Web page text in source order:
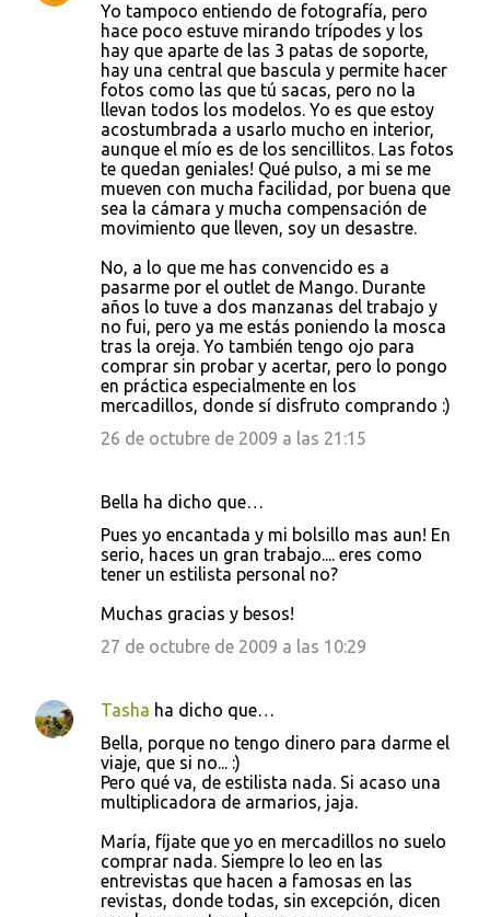
Yo tampoco entiendo de fotografía, pero
hace poco estuve mirando trípodes y los
hay que aparte de las 3 patas de soporte,
hay una central que bascula y permite hacer
fotos como las que tú sacas, pero no la
llevan todos los modelos. Yo es que estoy
acostumbrada a usarlo mucho en interior,
aunque el mío es de los sencillitos. Las fotos
te quedan geniales! Qué pulso, a mi se me
mueven con mucha facilidad, por buena que
sea la cámara y mucha compensación de
movimiento que lleven, soy un desastre.
No, a lo que me has convencido es a
pasarme por el outlet de Mango. Durante
años lo tuve a dos manzanas del trabajo y
no fui, pero ya me estás poniendo la mosca
tras la oreja. Yo también tengo ojo para
comprar sin probar y acertar, pero lo pongo
en práctica especialmente en los
mercadillos, donde sí disfruto comprando :)
26 de octubre de 2009 a las 21:15
Bella ha dicho que…
Pues yo encantada y mi bolsillo mas aun! En
serio, haces un gran trabajo.... eres como
tener un estilista personal no?
Muchas gracias y besos!
27 de octubre de 2009 a las 10:29
Tasha ha dicho que…
Bella, porque no tengo dinero para darme el
viaje, que si no... :)
Pero qué va, de estilista nada. Si acaso una
multiplicadora de armarios, jaja.
María, fíjate que yo en mercadillos no suelo
comprar nada. Siempre lo leo en las
entrevistas que hacen a famosas en las
revistas, donde todas, sin excepción, dicen